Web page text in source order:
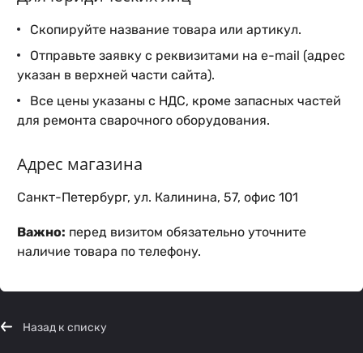
Скопируйте название товара или артикул.
Отправьте заявку с реквизитами на e-mail (адрес
указан в верхней части сайта).
Все цены указаны с НДС, кроме запасных частей
для ремонта сварочного оборудования.
Адрес магазина
Санкт-Петербург, ул. Калинина, 57, офис 101
Важно: перед визитом обязательно уточните
наличие товара по телефону.
Назад к списку